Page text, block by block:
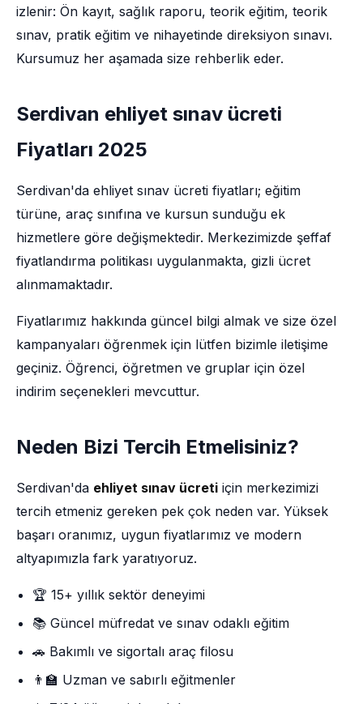
izlenir: Ön kayıt, sağlık raporu, teorik eğitim, teorik
sınav, pratik eğitim ve nihayetinde direksiyon sınavı.
Kursumuz her aşamada size rehberlik eder.
Serdivan ehliyet sınav ücreti
Fiyatları 2025
Serdivan'da ehliyet sınav ücreti fiyatları; eğitim
türüne, araç sınıfına ve kursun sunduğu ek
hizmetlere göre değişmektedir. Merkezimizde şeffaf
fiyatlandırma politikası uygulanmakta, gizli ücret
alınmamaktadır.
Fiyatlarımız hakkında güncel bilgi almak ve size özel
kampanyaları öğrenmek için lütfen bizimle iletişime
geçiniz. Öğrenci, öğretmen ve gruplar için özel
indirim seçenekleri mevcuttur.
Neden Bizi Tercih Etmelisiniz?
Serdivan'da ehliyet sınav ücreti için merkezimizi
tercih etmeniz gereken pek çok neden var. Yüksek
başarı oranımız, uygun fiyatlarımız ve modern
altyapımızla fark yaratıyoruz.
🏆 15+ yıllık sektör deneyimi
📚 Güncel müfredat ve sınav odaklı eğitim
🚗 Bakımlı ve sigortalı araç filosu
👨‍🏫 Uzman ve sabırlı eğitmenler